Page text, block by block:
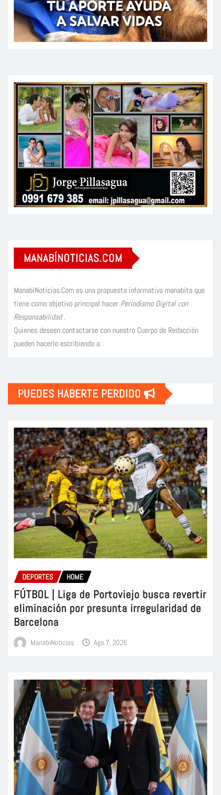
MANABÍNOTICIAS.COM
ManabíNoticias.Com es una propuesta informativa manabita que
tiene como objetivo principal hacer Periodismo Digital con
Responsabilidad.
Quienes deseen contactarse con nuestro Cuerpo de Redacción
pueden hacerlo escribiendo a:
PUEDES HABERTE PERDIDO
DEPORTES HOME
FÚTBOL | Liga de Portoviejo busca revertir
eliminación por presunta irregularidad de
Barcelona
ManabiNoticias Ago 7, 2026